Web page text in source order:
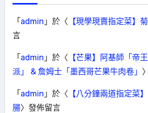
「admin 」於〈 【現學現賣指定菜】
言
「admin 」於〈 【芒果】阿基師「帝
派」 & 詹姆士「墨西哥芒果牛肉卷」
「admin 」於〈 【八分鐘兩道指定菜
腸〉發佈留言